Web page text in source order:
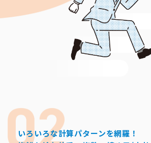
いろいろな計算パターンを網羅！